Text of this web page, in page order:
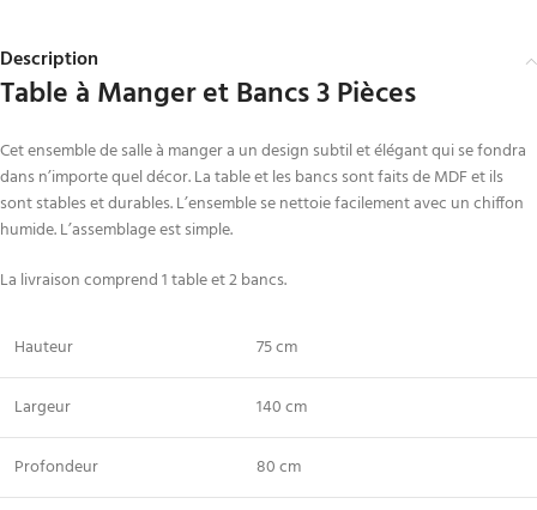
Description
Table à Manger et Bancs 3 Pièces
Cet ensemble de salle à manger a un design subtil et élégant qui se fondra
dans n’importe quel décor. La table et les bancs sont faits de MDF et ils
sont stables et durables. L’ensemble se nettoie facilement avec un chiffon
humide. L’assemblage est simple.
La livraison comprend 1 table et 2 bancs.
Hauteur 75 cm
Largeur 140 cm
Profondeur 80 cm